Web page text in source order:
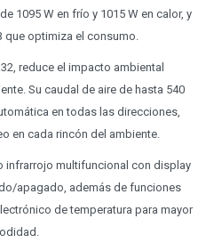
1095 W en frío y 1015 W en calor, y
que optimiza el consumo.
reduce el impacto ambiental
Su caudal de aire de hasta 540
en todas las direcciones,
en cada rincón del ambiente.
infrarrojo multifuncional con display
apagado, además de funciones
de temperatura para mayor